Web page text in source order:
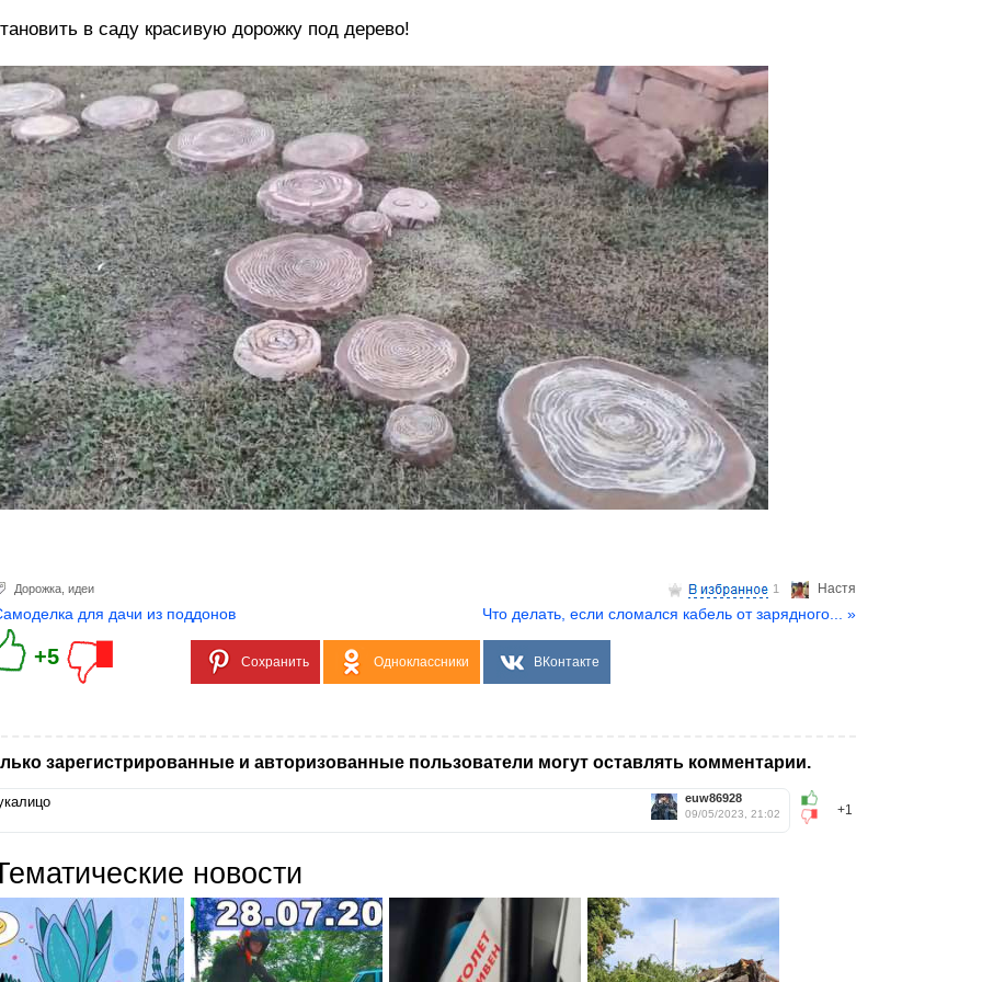
в саду красивую дорожку под дерево!
Настя
1
Дорожка идеи
для дачи из поддонов Что делать, если сломался кабель от зарядного... »
+5 Сохранить Одноклассники ВКонтакте
зарегистрированные и авторизованные пользователи могут оставлять комментарии.
+1
euw86928
09/05/2023, 21:02
новости